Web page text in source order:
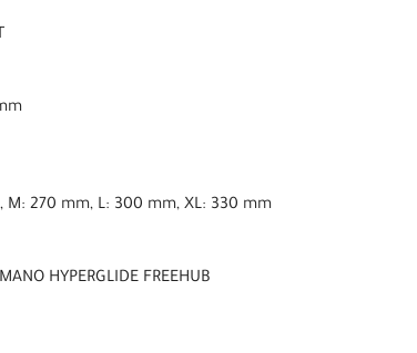
M: 270 mm, L: 300 mm, XL: 330 mm
HYPERGLIDE FREEHUB